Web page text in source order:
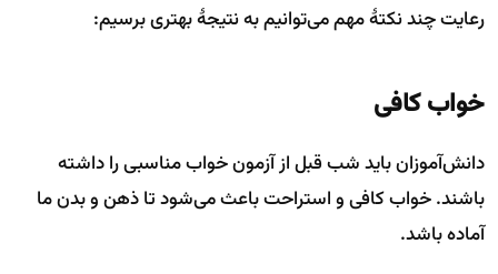
رعایت چند نکتهٔ مهم می‌توانیم به نتیجهٔ بهتری برسیم:
خواب کافی
دانش‌آموزان باید شب قبل از آزمون خواب مناسبی را داشته
باشند. خواب کافی و استراحت باعث می‌شود تا ذهن و بدن ما
آماده باشد.